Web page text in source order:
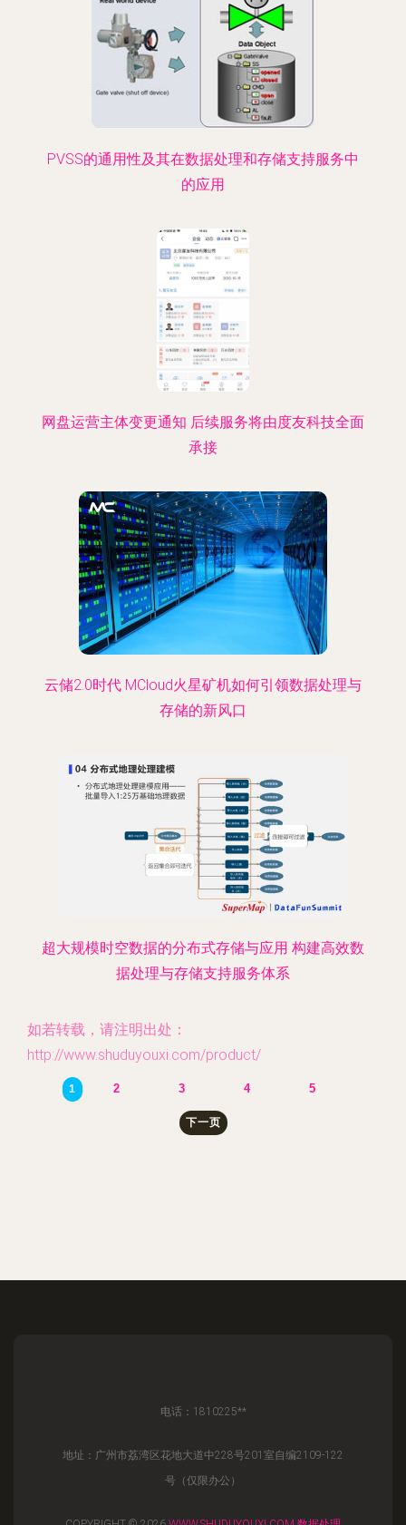
PVSS的通用性及其在数据处理和存储支持服务中
的应用
网盘运营主体变更通知 后续服务将由度友科技全面
承接
云储2.0时代 MCloud火星矿机如何引领数据处理与
存储的新风口
超大规模时空数据的分布式存储与应用 构建高效数
据处理与存储支持服务体系
如若转载，请注明出处：
http://www.shuduyouxi.com/product/
1 2 3 4 5
下一页
电话：1810225**
地址：广州市荔湾区花地大道中228号201室自编2109-122
号（仅限办公）